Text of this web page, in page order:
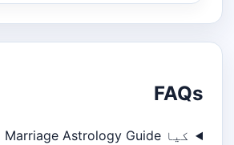
FAQs
کیا Marriage Astrology Guide مفت ہے؟